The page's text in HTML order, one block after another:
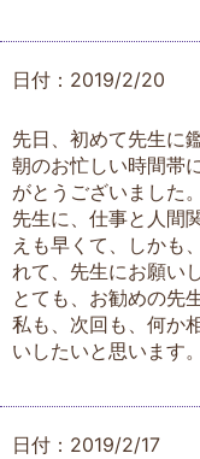
日付：2019/2/20
先日、初めて先生に
朝のお忙しい時間帯
がとうございました。
先生に、仕事と人間
えも早くて、しかも
れて、先生にお願い
とても、お勧めの先
私も、次回も、何か
いしたいと思います。
日付：2019/2/17